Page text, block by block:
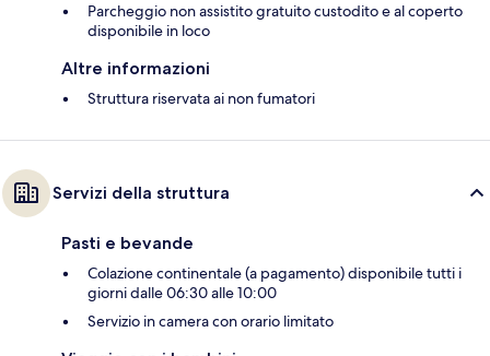
Parcheggio non assistito gratuito custodito e al coperto
disponibile in loco
Altre informazioni
Struttura riservata ai non fumatori
Servizi della struttura
Pasti e bevande
Colazione continentale (a pagamento) disponibile tutti i
giorni dalle 06:30 alle 10:00
Servizio in camera con orario limitato